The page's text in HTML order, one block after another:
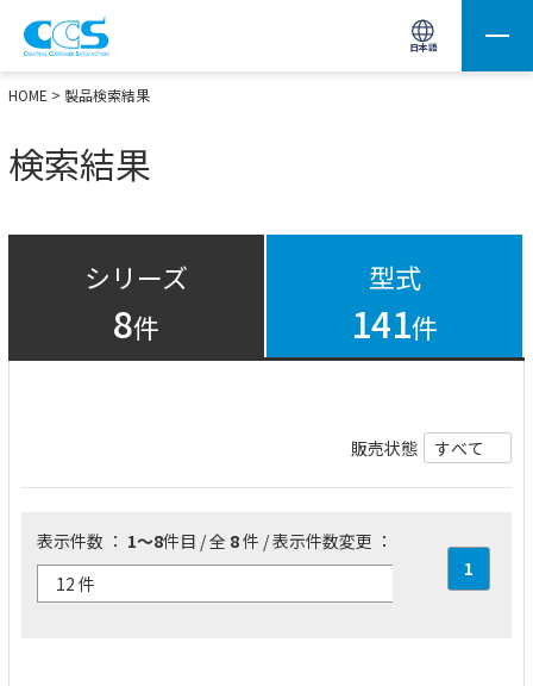
日本語
画像処理用の製品検索 サイト内検索(Enterで実行)
HOME > 製品検索結果
検索結果
シリーズ
8件
型式
141件
販売状態
表示件数 ： 1～8件目 / 全 8件 / 表示件数変更 ：
1